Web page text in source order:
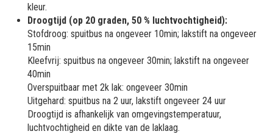
kleur.
Droogtijd (op 20 graden, 50 % luchtvochtigheid):
Stofdroog: spuitbus na ongeveer 10min; lakstift na ongeveer
15min
Kleefvrij: spuitbus na ongeveer 30min; lakstift na ongeveer
40min
Overspuitbaar met 2k lak: ongeveer 30min
Uitgehard: spuitbus na 2 uur, lakstift ongeveer 24 uur
Droogtijd is afhankelijk van omgevingstemperatuur,
luchtvochtigheid en dikte van de laklaag.